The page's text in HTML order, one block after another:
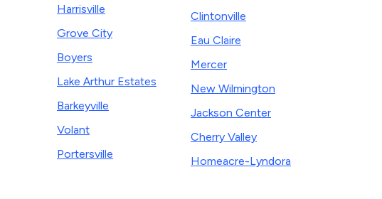
Harrisville
Grove City
Boyers
Lake Arthur Estates
Barkeyville
Volant
Portersville
Clintonville
Eau Claire
Mercer
New Wilmington
Jackson Center
Cherry Valley
Homeacre-Lyndora